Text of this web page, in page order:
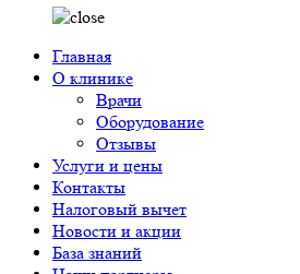
Главная
О клинике
Врачи
Оборудование
Отзывы
Услуги и цены
Контакты
Налоговый вычет
Новости и акции
База знаний